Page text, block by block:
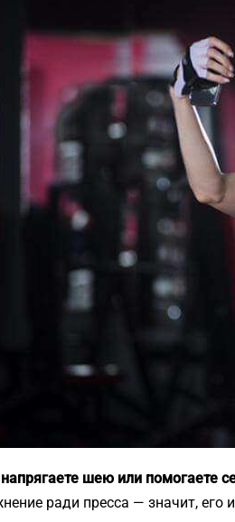
шею или помогаете
ради пресса — значит, его